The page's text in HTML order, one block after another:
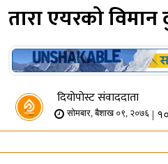
तारा एयरको विमान
दियोपोस्ट संवाददाता
सोमबार, बैशाख ०९, २०७६ |